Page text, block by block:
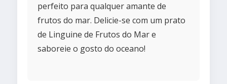
perfeito para qualquer amante de
frutos do mar. Delicie-se com um prato
de Linguine de Frutos do Mar e
saboreie o gosto do oceano!